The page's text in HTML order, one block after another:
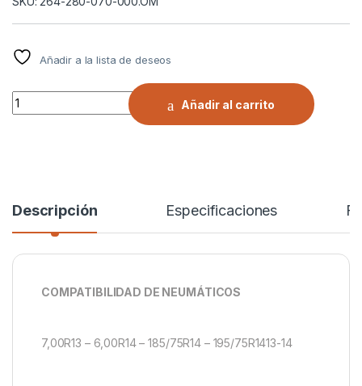
Añadir a la lista de deseos
CADENA NIEVE ESCALERA SIMPLE CON ROMPEHIELO
Añadir al carrito
Descripción Especificaciones
COMPATIBILIDAD DE NEUMÁTICOS
7,00R13 – 6,00R14 – 185/75R14 – 195/75R1413-14